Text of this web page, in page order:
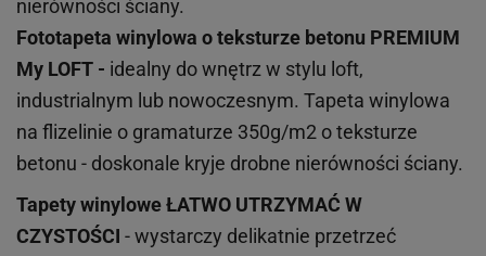
nierówności ściany.
Fototapeta winylowa oteksturze betonu PREMIUM
My LOFT - idealny do wnętrz w stylu loft,
industrialnym lub nowoczesnym. Tapeta winylowa
na flizelinie o gramaturze 350g/m2 o teksturze
betonu - doskonale kryje drobne nierówności ściany.
Tapety winyloweŁATWO UTRZYMAĆ W
CZYSTOŚCI - wystarczy delikatnie przetrzeć